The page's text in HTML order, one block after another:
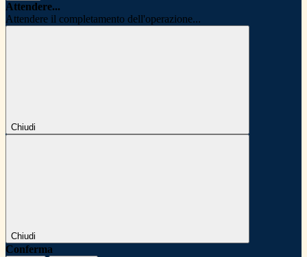
Attendere...
Attendere il completamento dell'operazione...
Chiudi
Chiudi
Conferma